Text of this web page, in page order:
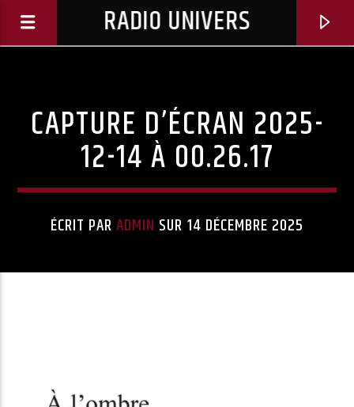
RADIO UNIVERS
CAPTURE D’ÉCRAN 2025-
12-14 À 00.26.17
ÉCRIT PARADMIN SUR 14 DÉCEMBRE 2025